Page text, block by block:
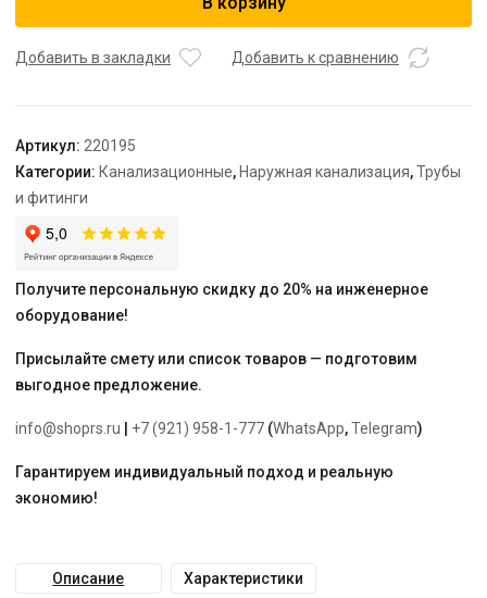
"Ostendorf"
Добавить в закладки Добавить к сравнению
Артикул: 220195
Категории: Канализационные, Наружная канализация,Трубы
и фитинги
Получите персональную скидку до 20% на инженерное
оборудование!
Присылайте смету или список товаров — подготовим
выгодное предложение.
info@shoprs.ru +7 (921) 958-1-777 (WhatsApp,Telegram)
Гарантируем индивидуальный подход и реальную
экономию!
Описание Характеристики